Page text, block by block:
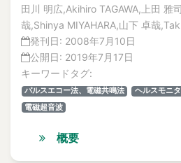
田川 明広,Akihiro TAGAWA,上田 雅
哉,Shinya MIYAHARA,山下 卓哉
発刊日: 2008年7月10日
公開日: 2019年7月17日
キーワードタグ:
パルスエコー法、電磁共鳴法 ヘルスモニ
電磁超音波
概要